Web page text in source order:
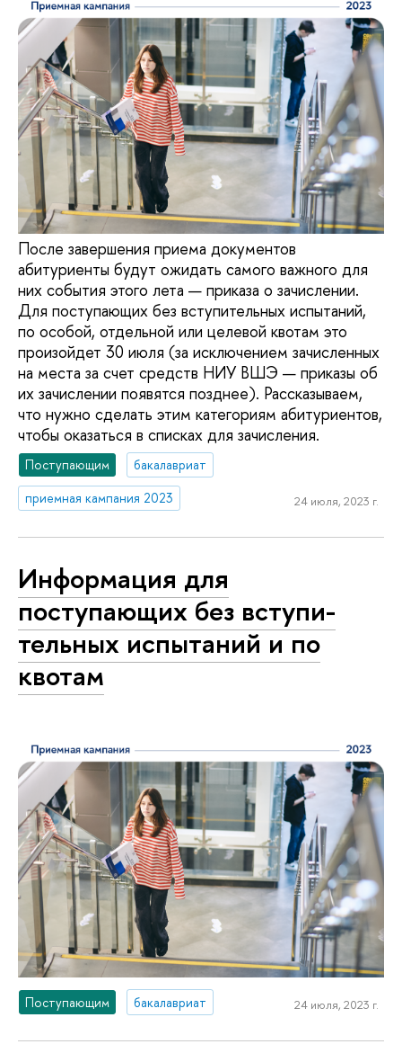
После завершения приема документов
абитуриенты будут ожидать самого важного для
них события этого лета — приказа о зачислении.
Для поступающих без вступительных испытаний,
по особой, отдельной или целевой квотам это
произойдет 30 июля (за исключением зачисленных
на места за счет средств НИУ ВШЭ — приказы об
их зачислении появятся позднее). Рассказываем,
что нужно сделать этим категориям абитуриентов,
чтобы оказаться в списках для зачисления.
Поступающим
бакалавриат
приемная кампания 2023
24 июля, 2023 г.
Информация для
поступающих без всту­пи­
тель­ных испытаний и по
квотам
Поступающим бакалавриат 24 июля, 2023 г.